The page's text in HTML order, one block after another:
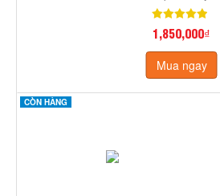
1,850,000₫
Mua ngay
CÒN HÀNG